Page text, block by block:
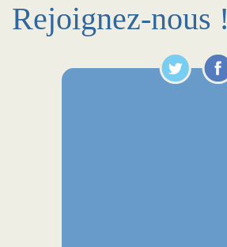
Rejoignez-nous !